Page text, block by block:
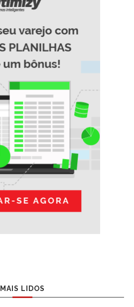
MAIS LIDOS